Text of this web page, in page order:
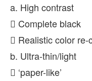
a. High contrast
 Complete black
 Realistic color
b. Ultra-thin/light
 ‘paper-like’